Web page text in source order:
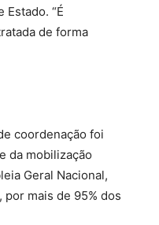
“É
de forma
coordenação foi
da mobilização
Geral Nacional,
mais de 95% dos